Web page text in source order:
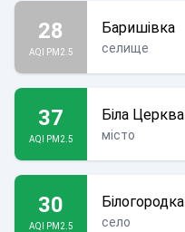
28
AQI PM2.5
Баришівка
селище
37
AQI PM2.5
Біла Церква
місто
30
AQI PM2.5
Білогородка
село